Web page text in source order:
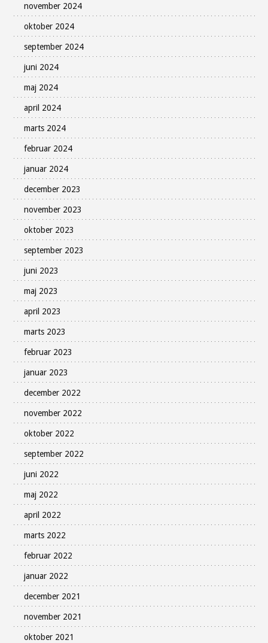
november 2024
oktober 2024
september 2024
juni 2024
maj 2024
april 2024
marts 2024
februar 2024
januar 2024
december 2023
november 2023
oktober 2023
september 2023
juni 2023
maj 2023
april 2023
marts 2023
februar 2023
januar 2023
december 2022
november 2022
oktober 2022
september 2022
juni 2022
maj 2022
april 2022
marts 2022
februar 2022
januar 2022
december 2021
november 2021
oktober 2021